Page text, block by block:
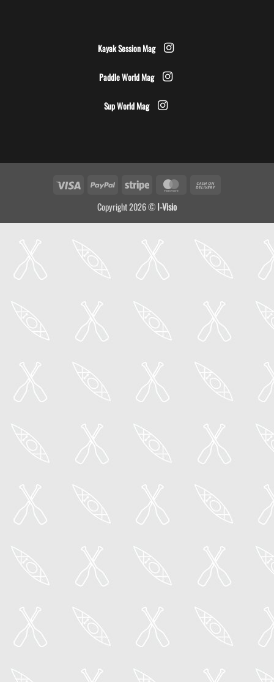
Kayak Session Mag
Paddle World Mag
Sup World Mag
Visa PayPal Stripe MasterCard
Copyright 2026 ©I-Visio